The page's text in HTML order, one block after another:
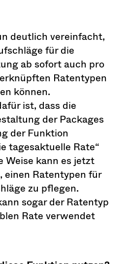
deutlich vereinfacht,
für die
ab sofort auch pro
Ratentypen
können.
ist, dass die
der Packages
der Funktion
tagesaktuelle Rate“
Weise kann es jetzt
einen Ratentypen für
zu pflegen.
sogar der Ratentyp
Rate verwendet